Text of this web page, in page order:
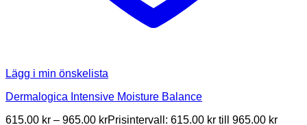
Lägg i min önskelista
Dermalogica Intensive Moisture Balance
615.00 kr – 965.00 krPrisintervall: 615.00 kr till 965.00 kr